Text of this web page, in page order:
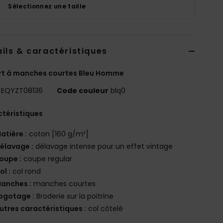
Sélectionnez une taille
& caractéristiques
à manches courtes Bleu Homme
EQYZT08136 Code couleur blq0
: coton [160 g/m²]
: délavage intense pour un effet vintage
: coupe regular
: col rond
: manches courtes
: Broderie sur la poitrine
caractéristiques : col côtelé